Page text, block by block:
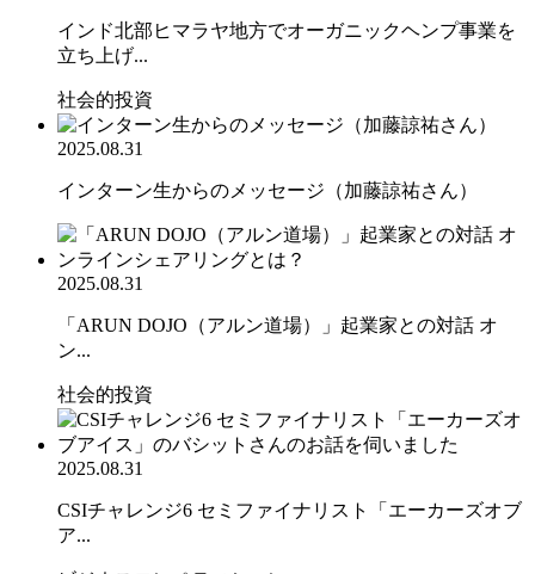
インド北部ヒマラヤ地方でオーガニックヘンプ事業を
立ち上げ...
社会的投資
2025.08.31
インターン生からのメッセージ（加藤諒祐さん）
2025.08.31
「ARUN DOJO（アルン道場）」起業家との対話 オ
ン...
社会的投資
2025.08.31
CSIチャレンジ6 セミファイナリスト「エーカーズオブ
ア...